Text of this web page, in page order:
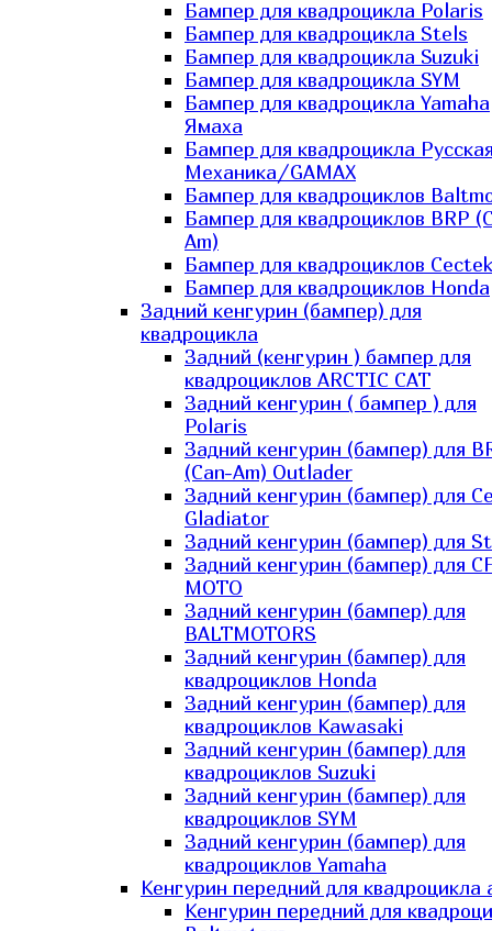
Бампер для квадроцикла Polaris
Бампер для квадроцикла Stels
Бампер для квадроцикла Suzuki
Бампер для квадроцикла SYM
Бампер для квадроцикла Yamaha
Ямаха
Бампер для квадроцикла
Механика/GAMAX
Бампер для квадроциклов
Бампер для квадроциклов BRP
Am)
Бампер для квадроциклов Cectek
Бампер для квадроциклов Honda
Задний кенгурин (бампер) для
квадроцикла
Задний (кенгурин ) бампер для
квадроциклов ARCTIC CAT
Задний кенгурин ( бампер ) для
Polaris
Задний кенгурин (бампер) для
(Can-Am) Outlader
Задний кенгурин (бампер) для
Gladiator
Задний кенгурин (бампер) для
Задний кенгурин (бампер) для
MOTO
Задний кенгурин (бампер) для
BALTMOTORS
Задний кенгурин (бампер) для
квадроциклов Honda
Задний кенгурин (бампер) для
квадроциклов Kawasaki
Задний кенгурин (бампер) для
квадроциклов Suzuki
Задний кенгурин (бампер) для
квадроциклов SYM
Задний кенгурин (бампер) для
квадроциклов Yamaha
Кенгурин передний для квадроцикла
Кенгурин передний для